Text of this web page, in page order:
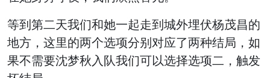
等到第二天我们和她一起走到城外埋伏杨茂昌的
地方，这里的两个选项分别对应了两种结局，如
果不需要沈梦秋入队我们可以选择选项二，触发